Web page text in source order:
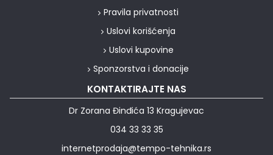
Pravila privatnosti
Uslovi korišćenja
Uslovi kupovine
Sponzorstva i donacije
KONTAKTIRAJTE NAS
Dr Zorana Đinđića 13 Kragujevac
034 33 33 35
internetprodaja@tempo-tehnika.rs